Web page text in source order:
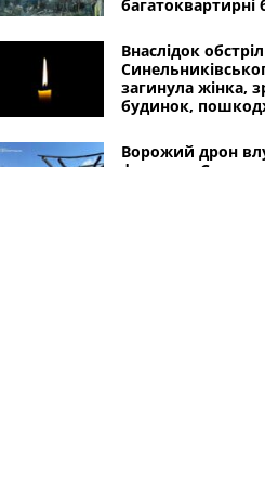
багатоквартирні
Внаслідок
загинула жінка,
будинок,
Ворожий дрон
ферму на